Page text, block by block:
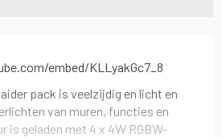
embed/KLLyakGc7_8
pack is veelzijdig en licht en
van muren, functies en
is geladen met 4 x 4W RGBW-